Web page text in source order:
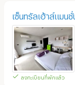
เซ็นทรัลเฮ้าส์แมนชั่
ลงทะเบียนที่พักแล้ว